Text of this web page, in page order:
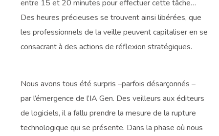
entre 15 et 20 minutes pour effectuer cette tâche…
Des heures précieuses se trouvent ainsi libérées, que
les professionnels de la veille peuvent capitaliser en se
consacrant à des actions de réflexion stratégiques.
Nous avons tous été surpris –parfois désarçonnés –
par l’émergence de l’IA Gen. Des veilleurs aux éditeurs
de logiciels, il a fallu prendre la mesure de la rupture
technologique qui se présente. Dans la phase où nous